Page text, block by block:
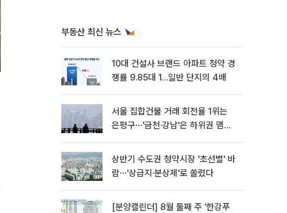
부동산 최신 뉴스
10대 건설사 브랜드 아파트 청약 경
쟁률 9.85대 1…일반 단지의 4배
서울 집합건물 거래 회전율 1위는
은평구⋯'금천·강남'은 하위권 맴돌
상반기 수도권 청약시장 '초선별' 바
람⋯'상급지·분상제'로 쏠렸다
[분양캘린더] 8월 둘째 주 ‘한강푸